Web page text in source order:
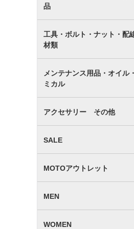
品
工具・ボルト・ナット・配
材類
メンテナンス用品・オイル
ミカル
アクセサリー その他
SALE
MOTOアウトレット
MEN
WOMEN